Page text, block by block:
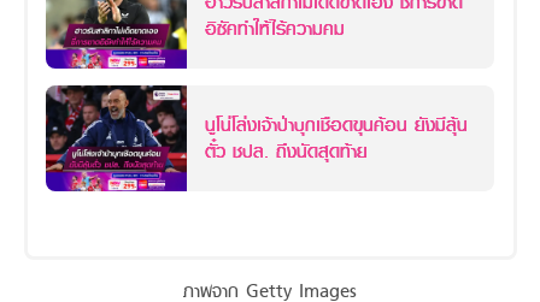
อิซัคทำให้ไร้ความคม
นูโน่โล่งเจ้าป่าบุกเชือดขุนค้อน ยังมีลุ้น
ตั๋ว ชปล. ถึงนัดสุดท้าย
ภาพจาก Getty Images